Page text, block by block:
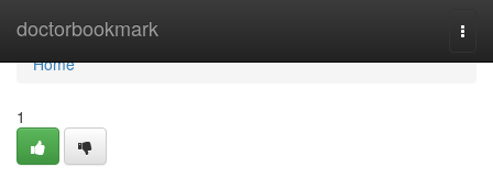
doctorbookmark
Home
Home
1